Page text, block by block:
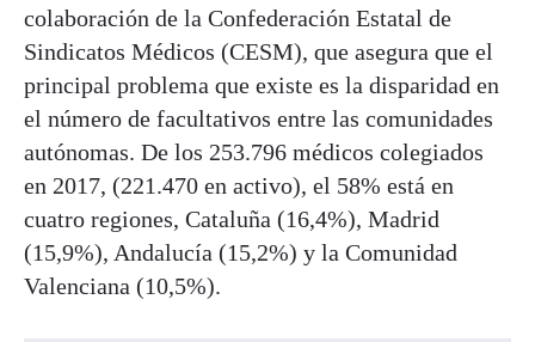
colaboración de la Confederación Estatal de
Sindicatos Médicos (CESM), que asegura que el
principal problema que existe es la disparidad en
el número de facultativos entre las comunidades
autónomas. De los 253.796 médicos colegiados
en 2017, (221.470 en activo), el 58% está en
cuatro regiones, Cataluña (16,4%), Madrid
(15,9%), Andalucía (15,2%) y la Comunidad
Valenciana (10,5%).